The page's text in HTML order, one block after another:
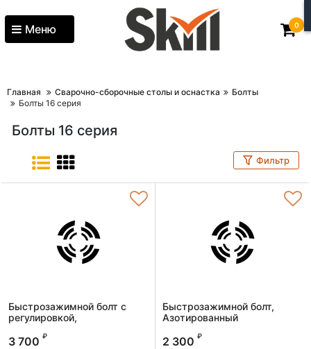
Меню 0
Главная Сварочно-сборочные столы и оснастка
Болты
Болты 16 серия
Болты 16 серия
Фильтр
Быстрозажимной болт с
регулировкой,
3 700 ₽
Быстрозажимной болт,
Азотированный
2 300 ₽